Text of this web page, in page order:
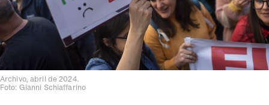
Archivo, abril de 2024.
Foto: Gianni Schiaffarino